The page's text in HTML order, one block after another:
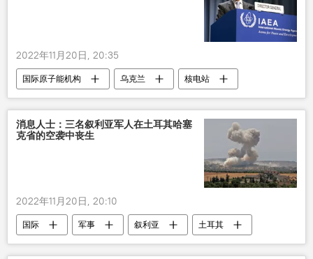
2022年11月20日, 20:35
国际原子能机构 乌克兰
核电站
炮击
国际
消息人士：三名叙利亚军人在土耳其哈塞
克省的空袭中丧生
2022年11月20日, 20:10
国际 军事 叙利亚
土耳其
空袭
丧生